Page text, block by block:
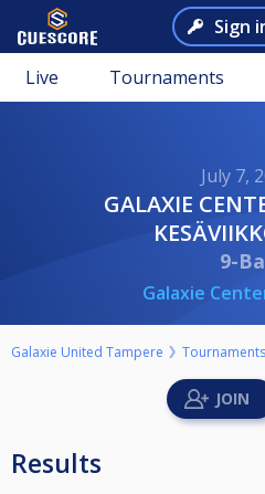
Sign
Live Tournaments
July 7,
GALAXIE CENTER TAMPERE
9-
Galaxie
Galaxie United Tampere Tournaments
Results